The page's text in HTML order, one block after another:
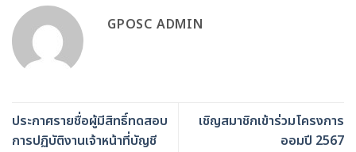
GPOSC ADMIN
ประกาศรายชื่อผู้มีสิทธิ์ทดสอบ
การปฏิบัติงานเจ้าหน้าที่บัญชี
เชิญสมาชิกเข้าร่วมโครงการ
ออมปี 2567